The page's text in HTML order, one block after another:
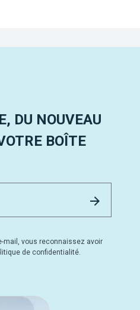
DU NOUVEAU
BOÎTE
mail, vous reconnaissez avoir
de confidentialité.